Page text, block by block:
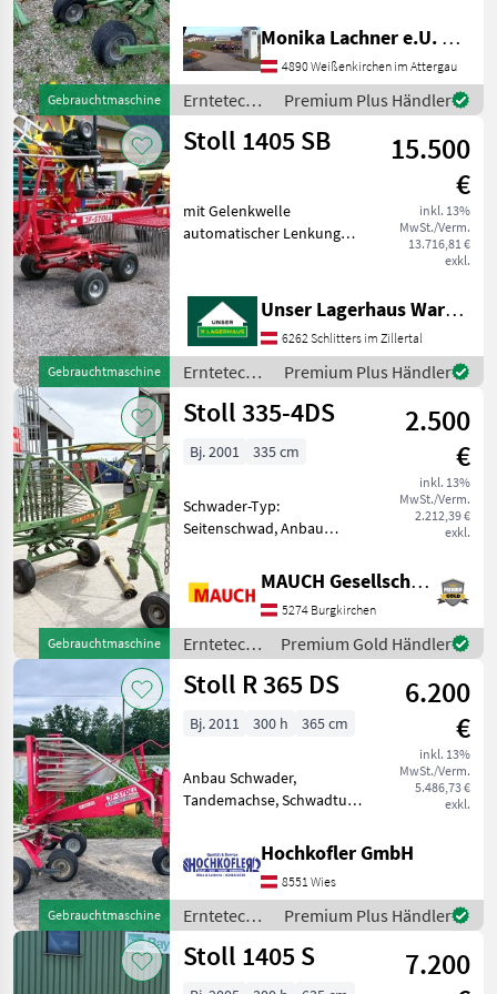
Krone
Claas
Kuhn
SIP
Alle 46
anzeigen
MODELL
R
335
MARKTPLATZ
Marktplatz Händlerangebote
Gebrauchtmaschine
Nachlaufeinrichtung,
Tandemachse, Schwadtuch
Der Stoll Schwader, Modell
R 420, Tandemachse und
Tastrad, ist ein
zuverlässiges
Monika Lachner e.U. Maschinenhandel
4890 Weißenkirchen im Attergau
Erntetechnik
Grünland /
Stoll
Premium Plus Händler
Gebrauchtmaschine
Stoll 1405 SB
15.500
€
inkl. 13%
MwSt./Verm.
13.716,81 €
exkl.
mit Gelenkwelle
automatischer Lenkung
telefonisch, ob die von
Ihnenangefragte Maschine
aktuell bei uns amLager
steh
Unser Lagerhaus Warenhandelsges.m.b.H.
6262 Schlitters im Zillertal
Erntetechnik
Grünland /
Stoll
Premium Plus Händler
Gebrauchtmaschine
Stoll 335-4DS
2.500
€
inkl. 13%
MwSt./Verm.
2.212,39 €
exkl.
Bj. 2001 335 cm
Schwader-Typ:
Seitenschwad, Anbau
Nachlaufeinrichtung,
Schwadtuch Ausstattung: -
Gelenkwelle -
Nachlaufeinrichtung -
Schutzbügel - Tastrad -
Dreipunkta
MAUCH Gesellschaft m.b.H. & Co.KG
5274 Burgkirchen
Erntetechnik
Grünland /
Stoll
Premium Gold Händler
Gebrauchtmaschine
Stoll R 365 DS
6.200
€
inkl. 13%
MwSt./Verm.
5.486,73 €
exkl.
Bj. 2011 300 h 365 cm
Anbau Schwader,
Tandemachse, Schwadtuch,
Stoll Schwader R365DS -
Tandemachse - Schwadtuch
- Gelenkwelle voll
funktionsfähig und einsatz
Hochkofler GmbH
8551 Wies
Erntetechnik
Grünland /
Stoll
Premium Plus Händler
Stoll 1405 S
7.200